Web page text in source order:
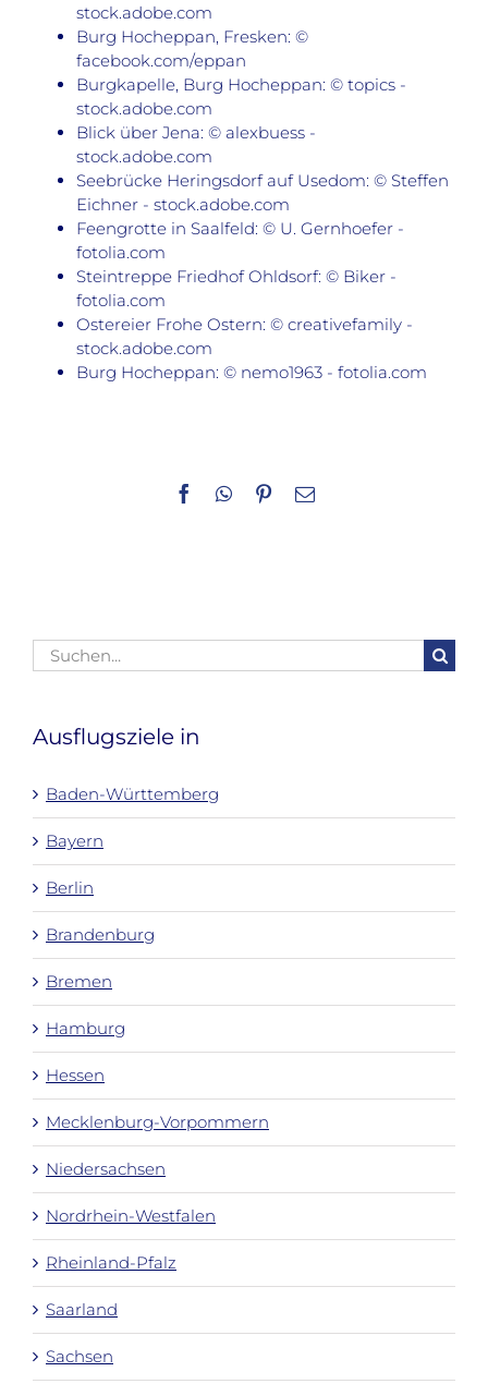
stock.adobe.com
Burg Hocheppan, Fresken: ©
facebook.com/eppan
Burgkapelle, Burg Hocheppan: © topics -
stock.adobe.com
Blick über Jena: © alexbuess -
stock.adobe.com
Seebrücke Heringsdorf auf Usedom: © Steffen
Eichner - stock.adobe.com
Feengrotte in Saalfeld: © U. Gernhoefer -
fotolia.com
Steintreppe Friedhof Ohldsorf: © Biker -
fotolia.com
Ostereier Frohe Ostern: © creativefamily -
stock.adobe.com
Burg Hocheppan: © nemo1963 - fotolia.com
Facebook
WhatsApp
Pinterest
E-
Suche
nach:
Ausflugsziele in
Baden-Württemberg
Bayern
Berlin
Brandenburg
Bremen
Hamburg
Hessen
Mecklenburg-Vorpommern
Niedersachsen
Nordrhein-Westfalen
Rheinland-Pfalz
Saarland
Sachsen